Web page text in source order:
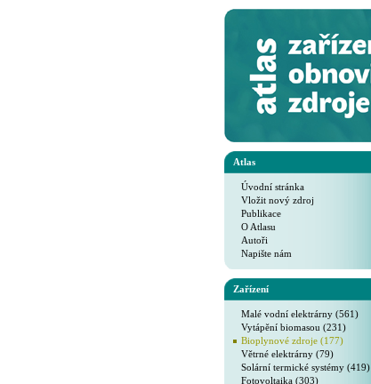
Atlas
Úvodní stránka
Vložit nový zdroj
Publikace
O Atlasu
Autoři
Napište nám
Zařízení
Malé vodní elektrárny (561)
Vytápění biomasou (231)
Bioplynové zdroje (177)
Větrné elektrárny (79)
Solární termické systémy (419)
Fotovoltaika (303)